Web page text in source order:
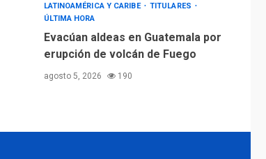
LATINOAMÉRICA Y CARIBE
TITULARES
ÚLTIMA HORA
Evacúan aldeas en Guatemala por
erupción de volcán de Fuego
agosto 5, 2026 190